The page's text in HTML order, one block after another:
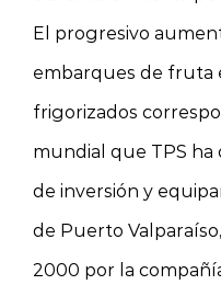
El progresivo
embarques de fruta
frigorizados
mundial que TPS ha
de inversión y
de Puerto
2000 por la